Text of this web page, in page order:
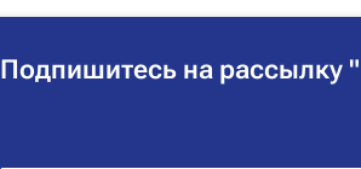
Подпишитесь на рассылку